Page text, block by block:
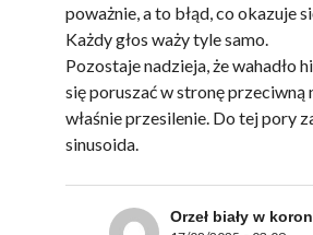
poważnie, a to błąd, co okazuje
Każdy głos waży tyle samo.
Pozostaje nadzieja, że wahadło
się poruszać w stronę przeciwną
właśnie przesilenie. Do tej pory
sinusoida.
Orzeł biały w